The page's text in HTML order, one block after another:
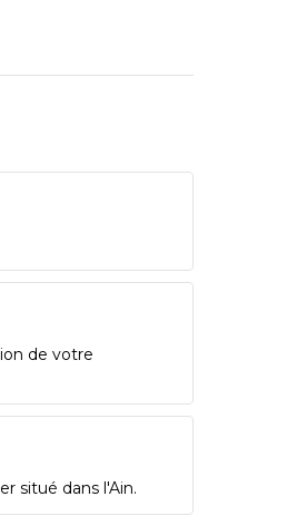
de votre
situé dans l'Ain.